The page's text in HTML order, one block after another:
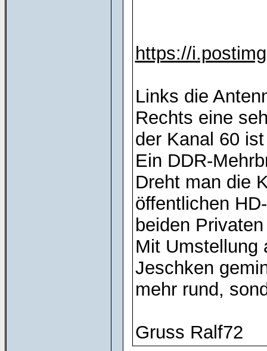
https://
Links die
Rechts eine
der Kanal 60
Ein DDR-
Dreht man die
öffentlichen
beiden
Mit Umstellung
Jeschken
mehr rund,
Gruss Ralf72